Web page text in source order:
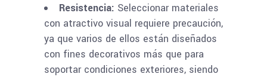
Resistencia: Seleccionar materiales
con atractivo visual requiere precaución,
ya que varios de ellos están diseñados
con fines decorativos más que para
soportar condiciones exteriores, siendo